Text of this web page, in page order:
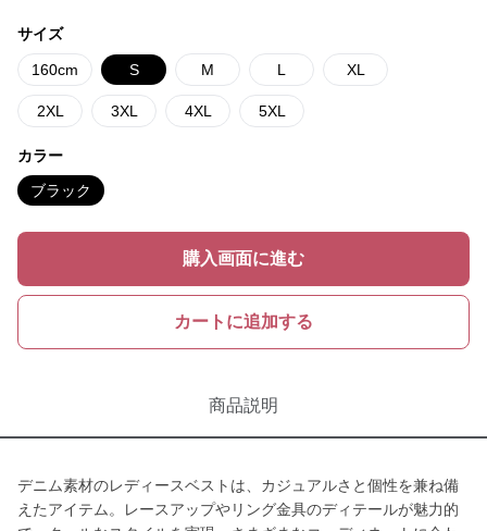
サイズ
160cm S M L XL
2XL 3XL 4XL 5XL
カラー
ブラック
購入画面に進む
カートに追加する
商品説明
デニム素材のレディースベストは、カジュアルさと個性を兼ね備
えたアイテム。レースアップやリング金具のディテールが魅力的